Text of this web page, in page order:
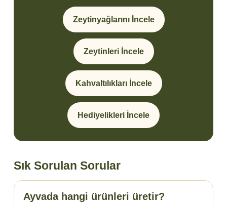
Zeytinyağlarını İncele
Zeytinleri İncele
Kahvaltılıkları İncele
Hediyelikleri İncele
Sık Sorulan Sorular
Ayvada hangi ürünleri üretir?